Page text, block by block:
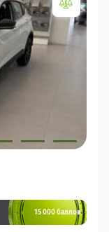
15 000 баллов